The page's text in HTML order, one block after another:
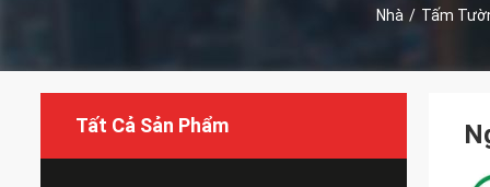
Nhà / Tấm
Tất Cả Sản Phẩm